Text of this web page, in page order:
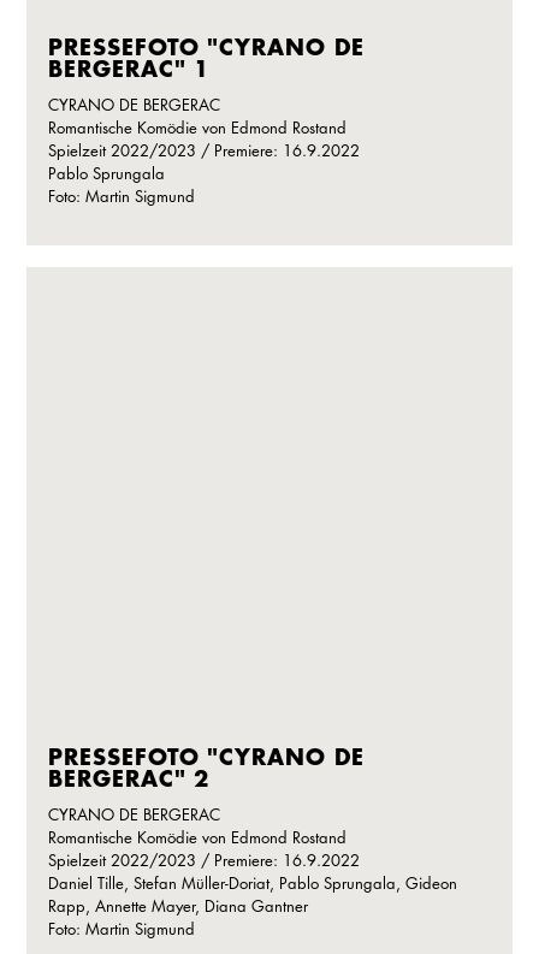
PRESSEFOTO "CYRANO DE
BERGERAC" 1
CYRANO DE BERGERAC
Romantische Komödie von Edmond Rostand
Spielzeit 2022/2023 / Premiere: 16.9.2022
Pablo Sprungala
Foto: Martin Sigmund
PRESSEFOTO "CYRANO DE
BERGERAC" 2
CYRANO DE BERGERAC
Romantische Komödie von Edmond Rostand
Spielzeit 2022/2023 / Premiere: 16.9.2022
Daniel Tille, Stefan Müller-Doriat, Pablo Sprungala, Gideon
Rapp, Annette Mayer, Diana Gantner
Foto: Martin Sigmund